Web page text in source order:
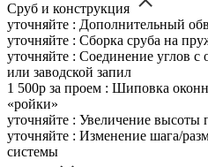
Сруб и конструкция
уточняйте : Дополнительный
уточняйте : Сборка сруба на
уточняйте : Соединение углов
или заводской запил
1 500р за проем : Шиповка
«ройки»
уточняйте : Увеличение высоты
уточняйте : Изменение шага/
системы